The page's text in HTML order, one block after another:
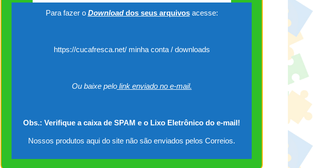
Para fazer o Downloaddos seus arquivos acesse:
https://cucafresca.net/ minha conta / downloads
Ou baixe pelolink enviado no e-mail.
Obs.: Verifique a caixa de SPAM e o Lixo Eletrônico do e-mail!
Nossos produtos aqui do site não são enviados pelos Correios.